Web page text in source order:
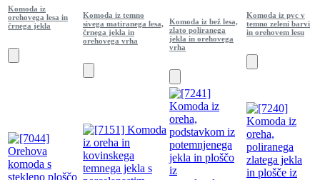
Komoda iz
orehovega lesa in
črnega jekla
Komoda iz temno
sivega matiranega lesa,
črnega jekla in
orehovega vrha
Komoda iz bež lesa,
zlato poliranega
jekla in orehovega
vrha
Komoda iz pvc v
temno zeleni barvi
in orehovem lesu